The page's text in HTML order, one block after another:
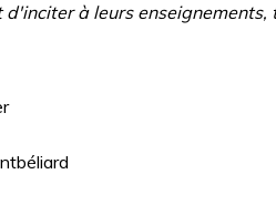
à leurs